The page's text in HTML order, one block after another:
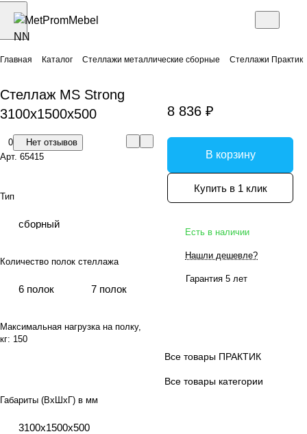
Главная Каталог Стеллажи металлические сборные Стеллажи Практик
Стеллаж MS Strong
3100x1500x500
0
Нет отзывов
Арт. 65415
Тип
сборный
Количество полок стеллажа
6 полок 7 полок
Максимальная нагрузка на полку,
кг: 150
Габариты (ВхШхГ) в мм
3100х1500х500
8 836 ₽
В корзину
Купить в 1 клик
Есть в наличии
Нашли дешевле?
Гарантия 5 лет
Все товары ПРАКТИК
Все товары категории